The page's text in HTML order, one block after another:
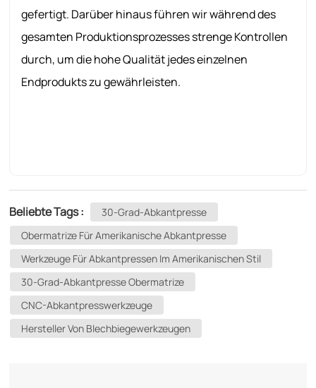
gefertigt. Darüber hinaus führen wir während des
gesamten Produktionsprozesses strenge Kontrollen
durch, um die hohe Qualität jedes einzelnen
Endprodukts zu gewährleisten.
Beliebte Tags :
30-Grad-Abkantpresse
Obermatrize Für Amerikanische Abkantpresse
Werkzeuge Für Abkantpressen Im Amerikanischen Stil
30-Grad-Abkantpresse Obermatrize
CNC-Abkantpresswerkzeuge
Hersteller Von Blechbiegewerkzeugen